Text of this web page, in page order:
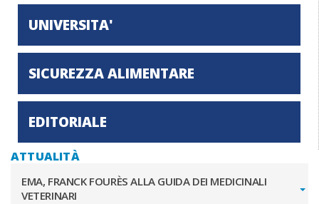
UNIVERSITA'
SICUREZZA ALIMENTARE
EDITORIALE
ATTUALITÀ
EMA, FRANCK FOURÈS ALLA GUIDA DEI MEDICINALI
VETERINARI